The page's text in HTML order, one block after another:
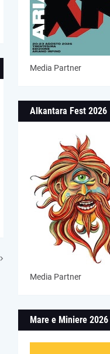
Media Partner
Alkantara Fest 2026
Media Partner
Mare e Miniere 2026